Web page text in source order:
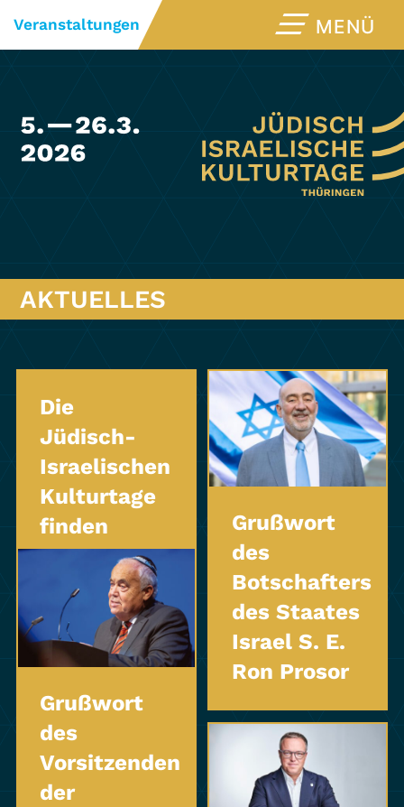
Veranstaltungen MENÜ
AKTUELLES
Die
Jüdisch-
Israelischen
Kulturtage
finden
statt.
Grußwort
des
Botschafters
des Staates
Israel S. E.
Ron Prosor
Grußwort
des
Vorsitzenden
der